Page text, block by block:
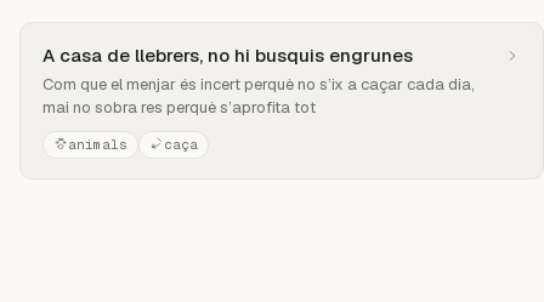
A casa de llebrers, no hi busquis engrunes
Com que el menjar és incert perquè no s’ix a caçar cada dia,
mai no sobra res perquè s’aprofita tot
animals caça